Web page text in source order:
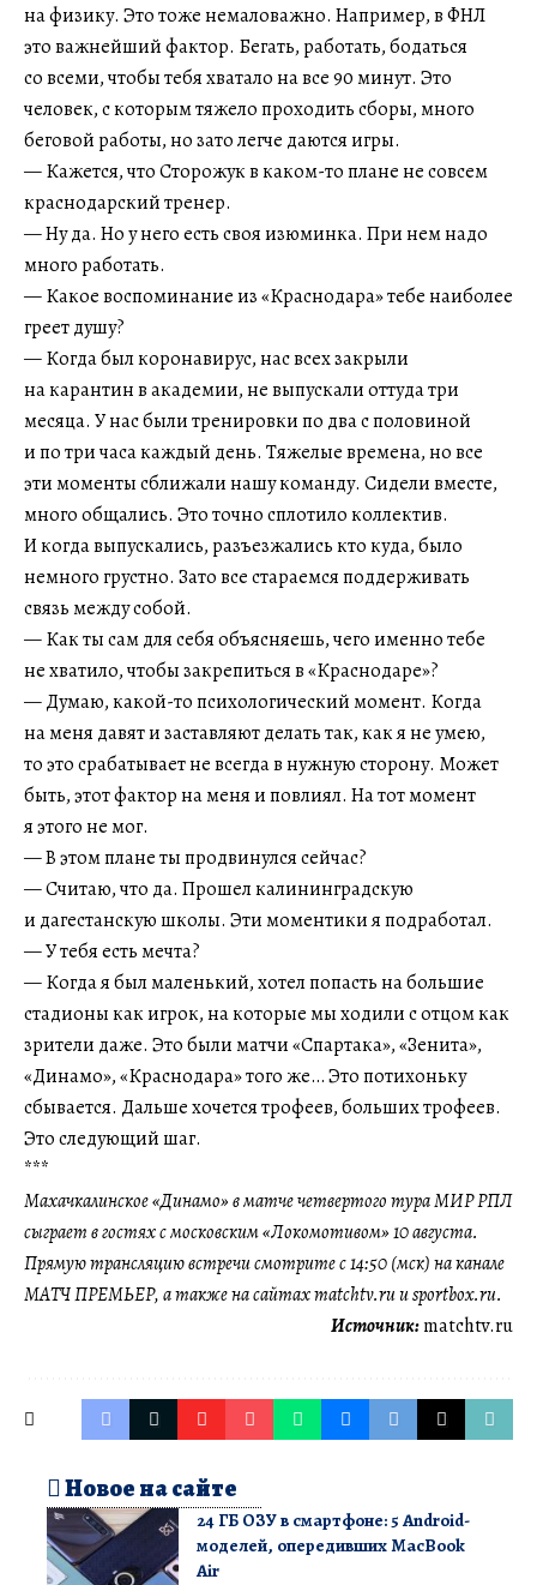
на физику. Это тоже немаловажно. Например, в ФНЛ
это важнейший фактор. Бегать, работать, бодаться
со всеми, чтобы тебя хватало на все 90 минут. Это
человек, с которым тяжело проходить сборы, много
беговой работы, но зато легче даются игры.
— Кажется, что Сторожук в каком-то плане не совсем
краснодарский тренер.
— Ну да. Но у него есть своя изюминка. При нем надо
много работать.
— Какое воспоминание из «Краснодара» тебе наиболее
греет душу?
— Когда был коронавирус, нас всех закрыли
на карантин в академии, не выпускали оттуда три
месяца. У нас были тренировки по два с половиной
и по три часа каждый день. Тяжелые времена, но все
эти моменты сближали нашу команду. Сидели вместе,
много общались. Это точно сплотило коллектив.
И когда выпускались, разъезжались кто куда, было
немного грустно. Зато все стараемся поддерживать
связь между собой.
— Как ты сам для себя объясняешь, чего именно тебе
не хватило, чтобы закрепиться в «Краснодаре»?
— Думаю, какой-то психологический момент. Когда
на меня давят и заставляют делать так, как я не умею,
то это срабатывает не всегда в нужную сторону. Может
быть, этот фактор на меня и повлиял. На тот момент
я этого не мог.
— В этом плане ты продвинулся сейчас?
— Считаю, что да. Прошел калининградскую
и дагестанскую школы. Эти моментики я подработал.
— У тебя есть мечта?
— Когда я был маленький, хотел попасть на большие
стадионы как игрок, на которые мы ходили с отцом как
зрители даже. Это были матчи «Спартака», «Зенита»,
«Динамо», «Краснодара» того же… Это потихоньку
сбывается. Дальше хочется трофеев, больших трофеев.
Это следующий шаг.
***
Махачкалинское «Динамо» в матче четвертого тура МИР РПЛ
сыграет в гостях с московским «Локомотивом» 10 августа.
Прямую трансляцию встречи смотрите с 14:50 (мск) на канале
МАТЧ ПРЕМЬЕР, а также на сайтах matchtv.ru и sportbox.ru.
Источник:matchtv.ru
Новое на сайте
24 ГБ ОЗУ в смартфоне: 5 Android-
моделей, опередивших MacBook
Air